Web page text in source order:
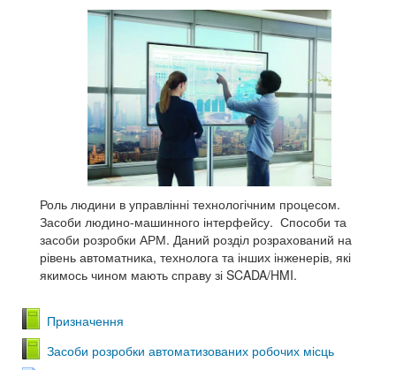
Роль людини в управлінні технологічним процесом.
Засоби людино-машинного інтерфейсу. Способи та
засоби розробки АРМ. Даний розділ розрахований на
рівень автоматника, технолога та інших інженерів, які
якимось чином мають справу зі SCADA/HMI.
Призначення
Засоби розробки автоматизованих робочих місць